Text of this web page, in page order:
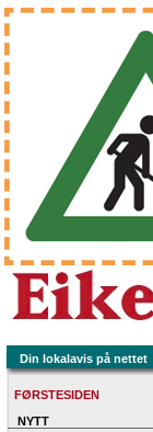
Din lokalavis på nettet
FØRSTESIDEN
NYTT